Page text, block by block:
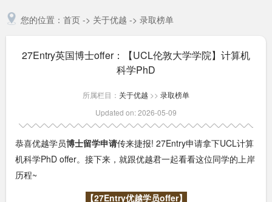
您的位置： 首页-> 关于优越 -> 录取榜单
27Entry英国博士offer：【UCL伦敦大学学院】计算机
科学PhD
所属栏目： 关于优越 >> 录取榜单
Updated on: 2026-05-09
恭喜优越学员博士留学申请传来捷报! 27Entry申请拿下UCL计算
机科学PhD offer。接下来，就跟优越君一起看看这位同学的上岸
历程~
【27Entry优越学员offer】